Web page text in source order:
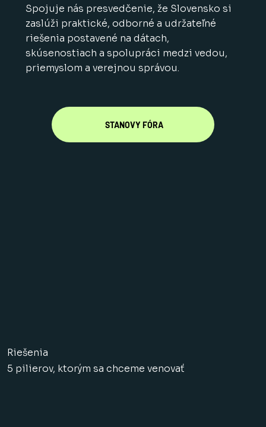
Spojuje nás presvedčenie, že Slovensko si
zaslúži praktické, odborné a udržateľné
riešenia postavené na dátach,
skúsenostiach a spolupráci medzi vedou,
priemyslom a verejnou správou.
STANOVY FÓRA
Riešenia
5 pilierov, ktorým sa chceme venovať